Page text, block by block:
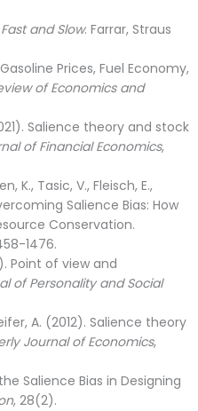
and Slow. Farrar, Straus
Prices, Fuel Economy,
of Economics and
Salience theory and stock
of Financial Economics,
K., Tasic, V., Fleisch, E.,
Salience Bias: How
Conservation.
1476.
Point of view and
of Personality and Social
A. (2012). Salience theory
Journal of Economics,
Salience Bias in Designing
, 28(2).